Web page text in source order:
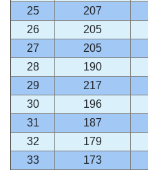
25
207
26
205
27
205
28
190
29
217
30
196
31
187
32
179
33
173